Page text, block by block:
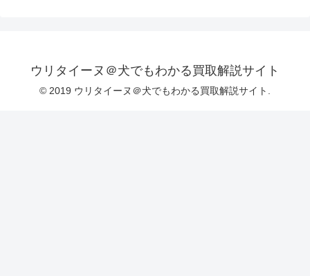
ウリタイーヌ＠犬でもわかる買取解説サイト
© 2019 ウリタイーヌ＠犬でもわかる買取解説サイト.